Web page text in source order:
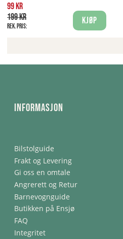
99 kr
199 kr
Rek. pris:
Kjøp
Informasjon
Bilstolguide
Frakt og Levering
Gi oss en omtale
Angrerett og Retur
Barnevognguide
Butikken på Ensjø
FAQ
Integritet